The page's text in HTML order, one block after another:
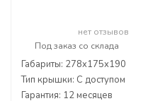
нет отзывов
Под заказ со склада
Габариты: 278x175x190
Тип крышки: С доступом
Гарантия: 12 месяцев